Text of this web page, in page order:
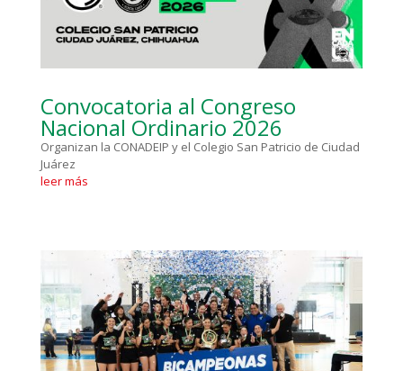
Convocatoria al Congreso
Nacional Ordinario 2026
Organizan la CONADEIP y el Colegio San Patricio de Ciudad
Juárez
leer más